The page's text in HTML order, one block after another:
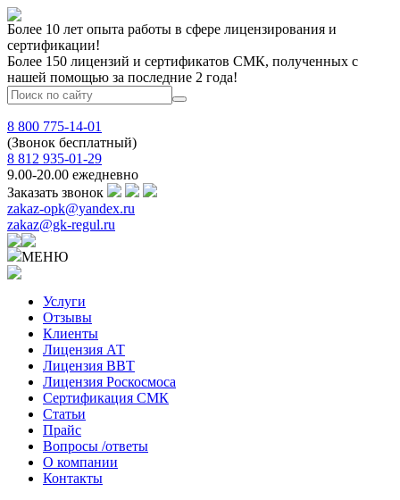
Более 10 лет опыта работы в сфере лицензирования и
сертификации!
Более 150 лицензий и сертификатов СМК, полученных с
нашей помощью за последние 2 года!
8 800 775-14-01
(Звонок бесплатный)
8 812 935-01-29
9.00-20.00 ежедневно
Заказать звонок
zakaz-opk@yandex.ru
zakaz@gk-regul.ru
МЕНЮ
Услуги
Отзывы
Клиенты
Лицензия АТ
Лицензия ВВТ
Лицензия Роскосмоса
Сертификация СМК
Статьи
Прайс
Вопросы /ответы
О компании
Контакты